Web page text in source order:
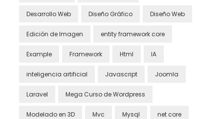
Desarrollo Web Diseño Gráfico Diseño Web
Edición de Imagen entity framework core
Example Framework Html IA
inteligencia artificial Javascript Joomla
Laravel Mega Curso de Wordpress
Modelado en 3D Mvc Mysql net core